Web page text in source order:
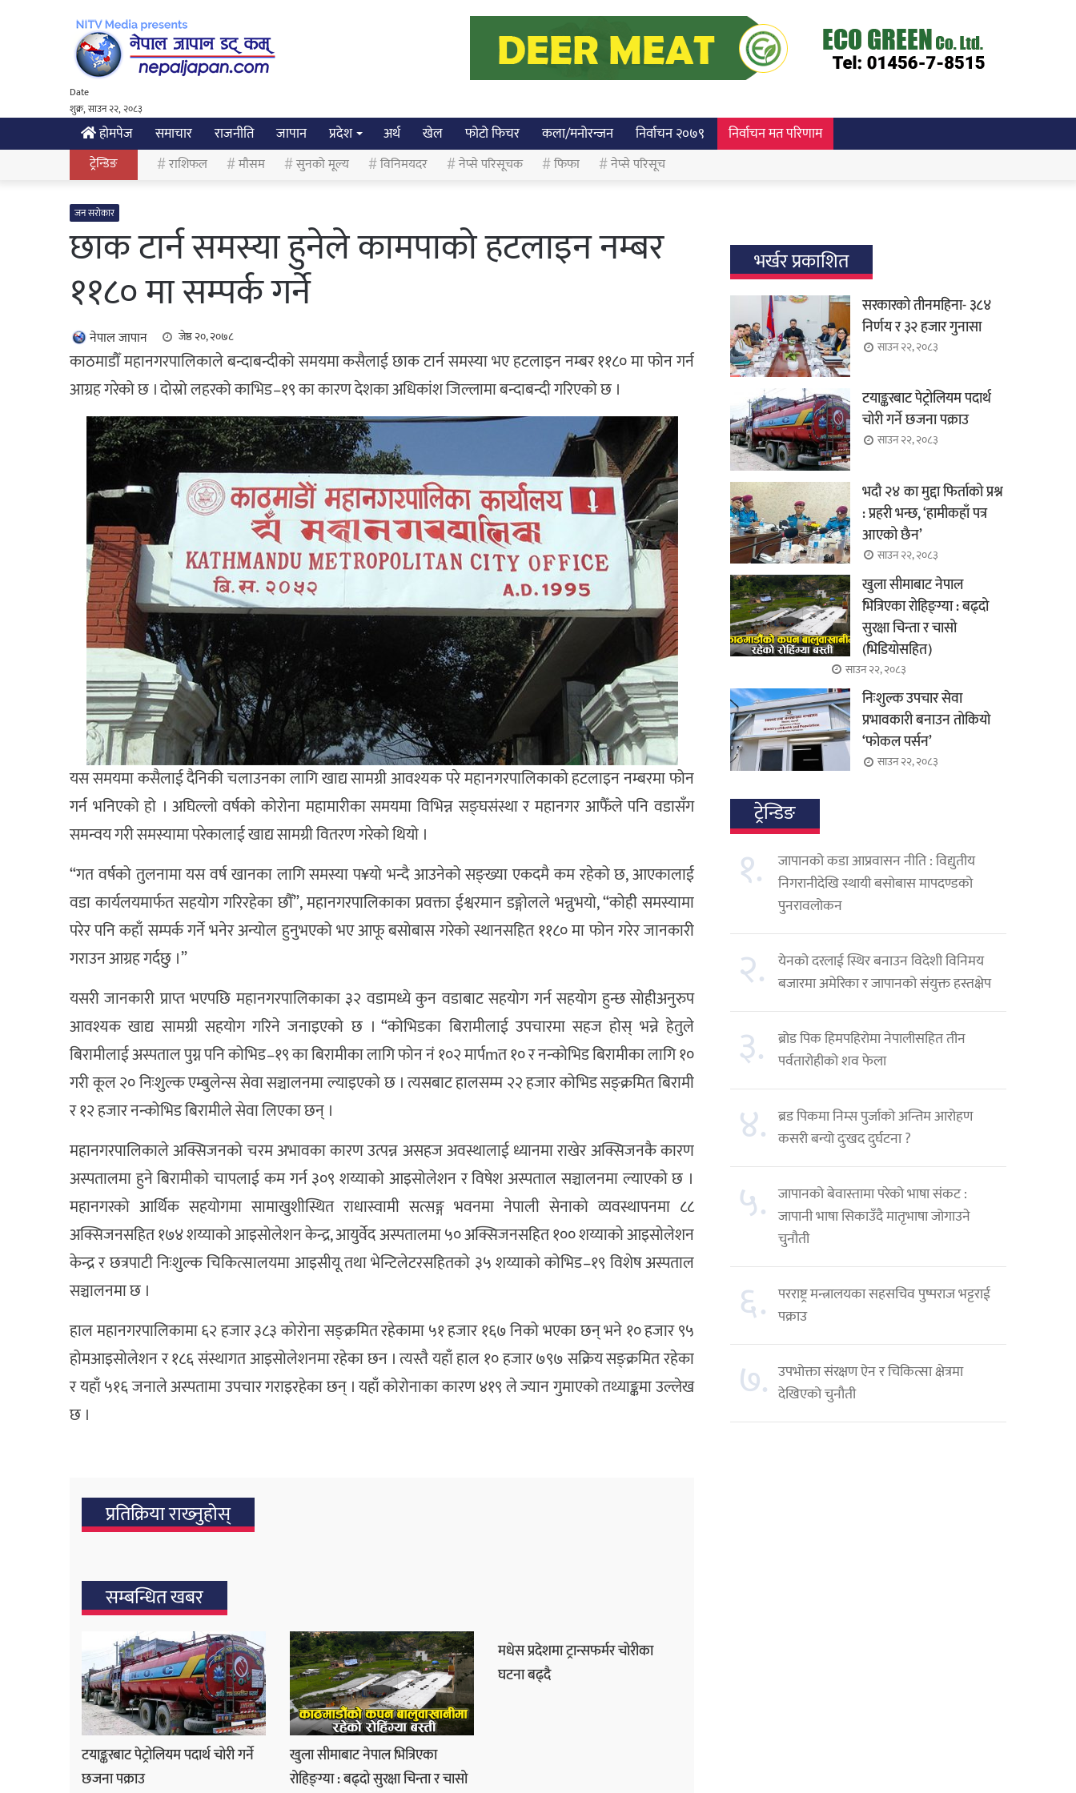
Date
शुक्र, साउन २२, २०८३
होमपेज समाचार राजनीति जापान प्रदेश अर्थ खेल फोटो फिचर कला/मनोरन्जन निर्वाचन २०७९ निर्वाचन मत परिणाम
ट्रेन्डिङ राशिफल मौसम सुनको मूल्य विनिमयदर नेप्से परिसूचक फिफा नेप्से परिसूच
जन सरोकार
छाक टार्न समस्या हुनेले कामपाको हटलाइन नम्बर
११८० मा सम्पर्क गर्ने
नेपाल जापान जेष्ठ २०, २०७८
काठमाडौँ महानगरपालिकाले बन्दाबन्दीको समयमा कसैलाई छाक टार्न समस्या भए हटलाइन नम्बर ११८० मा फोन गर्न
आग्रह गरेको छ । दोस्रो लहरको काभिड–१९ का कारण देशका अधिकांश जिल्लामा बन्दाबन्दी गरिएको छ ।
यस समयमा कसैलाई दैनिकी चलाउनका लागि खाद्य सामग्री आवश्यक परे महानगरपालिकाको हटलाइन नम्बरमा फोन
गर्न भनिएको हो । अघिल्लो वर्षको कोरोना महामारीका समयमा विभिन्न सङ्घसंस्था र महानगर आफैँले पनि वडासँग
समन्वय गरी समस्यामा परेकालाई खाद्य सामग्री वितरण गरेको थियो ।
“गत वर्षको तुलनामा यस वर्ष खानका लागि समस्या प¥यो भन्दै आउनेको सङ्ख्या एकदमै कम रहेको छ, आएकालाई
वडा कार्यलयमार्फत सहयोग गरिरहेका छौँ”, महानगरपालिकाका प्रवक्ता ईश्वरमान डङ्गोलले भन्नुभयो, “कोही समस्यामा
परेर पनि कहाँ सम्पर्क गर्ने भनेर अन्योल हुनुभएको भए आफू बसोबास गरेको स्थानसहित ११८० मा फोन गरेर जानकारी
गराउन आग्रह गर्दछु ।”
यसरी जानकारी प्राप्त भएपछि महानगरपालिकाका ३२ वडामध्ये कुन वडाबाट सहयोग गर्न सहयोग हुन्छ सोहीअनुरुप
आवश्यक खाद्य सामग्री सहयोग गरिने जनाइएको छ । “कोभिडका बिरामीलाई उपचारमा सहज होस् भन्ने हेतुले
बिरामीलाई अस्पताल पुग्न पनि कोभिड–१९ का बिरामीका लागि फोन नं १०२ मार्पmत १० र नन्कोभिड बिरामीका लागि १०
गरी कूल २० निःशुल्क एम्बुलेन्स सेवा सञ्चालनमा ल्याइएको छ । त्यसबाट हालसम्म २२ हजार कोभिड सङ्क्रमित बिरामी
र १२ हजार नन्कोभिड बिरामीले सेवा लिएका छन् ।
महानगरपालिकाले अक्सिजनको चरम अभावका कारण उत्पन्न असहज अवस्थालाई ध्यानमा राखेर अक्सिजनकै कारण
अस्पतालमा हुने बिरामीको चापलाई कम गर्न ३०९ शय्याको आइसोलेशन र विषेश अस्पताल सञ्चालनमा ल्याएको छ ।
महानगरको आर्थिक सहयोगमा सामाखुशीस्थित राधास्वामी सत्सङ्ग भवनमा नेपाली सेनाको व्यवस्थापनमा ८८
अक्सिजनसहित १७४ शय्याको आइसोलेशन केन्द्र, आयुर्वेद अस्पतालमा ५० अक्सिजनसहित १०० शय्याको आइसोलेशन
केन्द्र र छत्रपाटी निःशुल्क चिकित्सालयमा आइसीयू तथा भेन्टिलेटरसहितको ३५ शय्याको कोभिड–१९ विशेष अस्पताल
सञ्चालनमा छ ।
हाल महानगरपालिकामा ६२ हजार ३८३ कोरोना सङ्क्रमित रहेकामा ५१ हजार १६७ निको भएका छन् भने १० हजार ९५
होमआइसोलेशन र १८६ संस्थागत आइसोलेशनमा रहेका छन । त्यस्तै यहाँ हाल १० हजार ७९७ सक्रिय सङ्क्रमित रहेका
र यहाँ ५१६ जनाले अस्पतामा उपचार गराइरहेका छन् । यहाँ कोरोनाका कारण ४१९ ले ज्यान गुमाएको तथ्याङ्कमा उल्लेख
छ ।
प्रतिक्रिया राख्‍नुहोस्
सम्बन्धित खबर
टयाङ्करबाट पेट्रोलियम पदार्थ चोरी गर्ने
छजना पक्राउ
खुला सीमाबाट नेपाल भित्रिएका
रोहिङ्ग्या : बढ्दो सुरक्षा चिन्ता र चासो
मधेस प्रदेशमा ट्रान्सफर्मर चोरीका
घटना बढ्दै
भर्खर प्रकाशित
सरकारको तीनमहिना- ३८४
निर्णय र ३२ हजार गुनासा
साउन २२, २०८३
टयाङ्करबाट पेट्रोलियम पदार्थ
चोरी गर्ने छजना पक्राउ
साउन २२, २०८३
भदौ २४ का मुद्दा फिर्ताको प्रश्न
: प्रहरी भन्छ, ‘हामीकहाँ पत्र
आएको छैन’
साउन २२, २०८३
खुला सीमाबाट नेपाल
भित्रिएका रोहिङ्ग्या : बढ्दो
सुरक्षा चिन्ता र चासो
(भिडियोसहित)
साउन २२, २०८३
निःशुल्क उपचार सेवा
प्रभावकारी बनाउन तोकियो
‘फोकल पर्सन’
साउन २२, २०८३
ट्रेन्डिङ
१.
जापानको कडा आप्रवासन नीति : विद्युतीय
निगरानीदेखि स्थायी बसोबास मापदण्डको
पुनरावलोकन
२.
येनको दरलाई स्थिर बनाउन विदेशी विनिमय
बजारमा अमेरिका र जापानको संयुक्त हस्तक्षेप
३.
ब्रोड पिक हिमपहिरोमा नेपालीसहित तीन
पर्वतारोहीको शव फेला
४. ब्रड पिकमा निम्स पुर्जाको अन्तिम आरोहण
कसरी बन्यो दुःखद दुर्घटना ?
५. जापानको बेवास्तामा परेको भाषा संकट :
जापानी भाषा सिकाउँदै मातृभाषा जोगाउने
चुनौती
६. परराष्ट्र मन्त्रालयका सहसचिव पुष्पराज भट्टराई
पक्राउ
७. उपभोक्ता संरक्षण ऐन र चिकित्सा क्षेत्रमा
देखिएको चुनौती